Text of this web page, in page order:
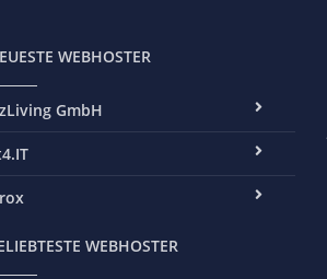
WEBHOSTER
GmbH
WEBHOSTER